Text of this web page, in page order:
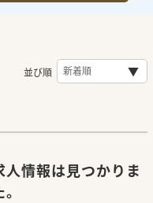
並び順
情報は見つかりま